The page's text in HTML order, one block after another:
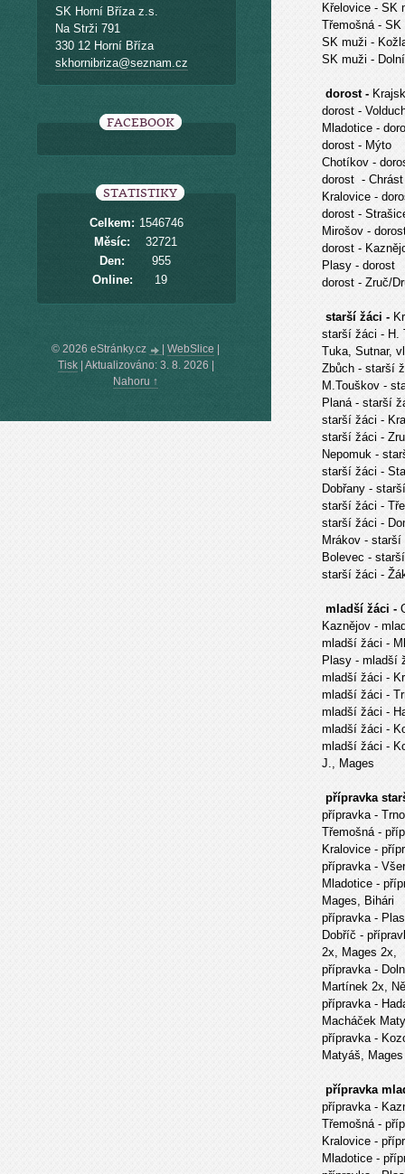
Křelovice - SK
Třemošná - SK
SK muži -
SK muži -
dorost -
dorost -
Mladotice -
dorost - Mýto
Chotíkov -
dorost - Chrást
Kralovice -
dorost -
Mirošov -
dorost -
Plasy - dorost
dorost - Zruč/
starší žáci -
starší žáci - H.
Tuka, Sutnar,
Zbůch - starší
M.Touškov -
Planá - starší
starší žáci -
starší žáci -
Nepomuk -
starší žáci -
Dobřany -
starší žáci -
starší žáci -
Mrákov - starší
Bolevec -
starší žáci -
mladší žáci -
Kaznějov -
mladší žáci -
Plasy -
mladší žáci -
mladší žáci -
mladší žáci -
mladší žáci -
mladší žáci -
J., Mages
přípravka
přípravka -
Třemošná -
Kralovice -
přípravka -
Mladotice -
Mages, Bihári
přípravka -
Dobříč -
2x, Mages 2x,
přípravka -
Martínek 2x,
přípravka -
Macháček
přípravka -
Matyáš,
přípravka
přípravka -
Třemošná -
Kralovice -
Mladotice -
SK Horní Bříza z.s.
Na Strži 791
330 12 Horní Bříza
skhornibriza@seznam.cz
FACEBOOK
STATISTIKY
Online: 19
Celkem: 1546746
Měsíc:
32721
Den:
955
© 2026 eStránky.cz WebSlice
Tisk| Aktualizováno: 3. 8. 2026
Nahoru ↑